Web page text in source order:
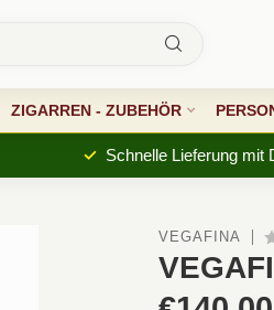
ZIGARREN - ZUBEHÖR
Schnelle Lieferung mit
VEGAFINA